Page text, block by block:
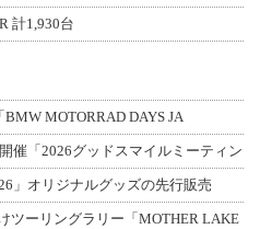
計1,930台
BMW MOTORRAD DAYS JA
催「2026グッドスマイルミーティン
」オリジナルグッズの先行販売
ツーリングラリー「MOTHER LAKE